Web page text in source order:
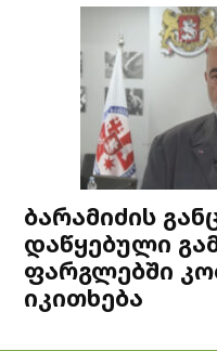
ბარამიძის
დაწყებული
ფარგლებში
იკითხება